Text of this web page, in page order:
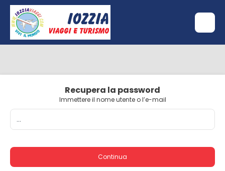
Recupera la password
Immettere il nome utente o l’e-mail
Continua